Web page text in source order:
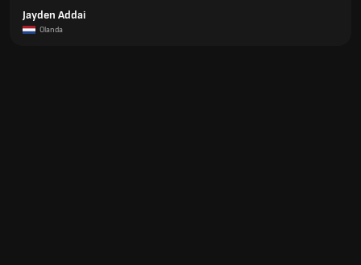
Jayden Addai
Olanda